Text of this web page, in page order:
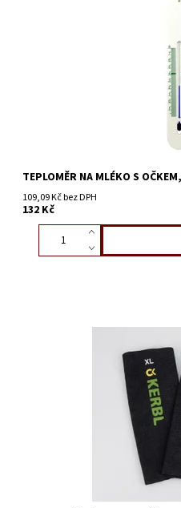
TEPLOMĚR NA MLÉKO S
109,09 Kč bez DPH
132 Kč